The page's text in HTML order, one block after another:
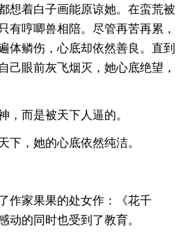
想着白子画能原谅她。在蛮荒被
有哼唧兽相陪。尽管再苦再累，
体鳞伤，心底却依然善良。直到
己眼前灰飞烟灭，她心底绝望，
，而是被天下人逼的。
下，她的心底依然纯洁。
作家果果的处女作：《花千
动的同时也受到了教育。